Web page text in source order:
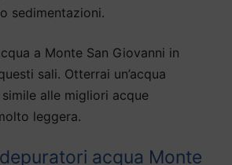
sedimentazioni.
a Monte San Giovanni in
sali. Otterrai un’acqua
alle migliori acque
leggera.
acqua Monte